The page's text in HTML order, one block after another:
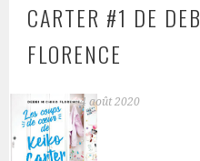
CARTER #1 DE
FLORENCE
4 août 2020